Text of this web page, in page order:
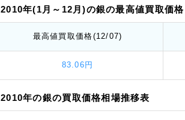
2010年(1月～12月)の銀の最高値買取価格
最高値買取価格(12/07)
83.06円
2010年の銀の買取価格相場推移表